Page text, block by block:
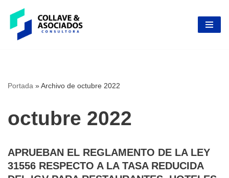
Skip
Portada »Archivo de octubre 2022
octubre 2022
APRUEBAN EL REGLAMENTO DE LA LEY
31556 RESPECTO A LA TASA REDUCIDA